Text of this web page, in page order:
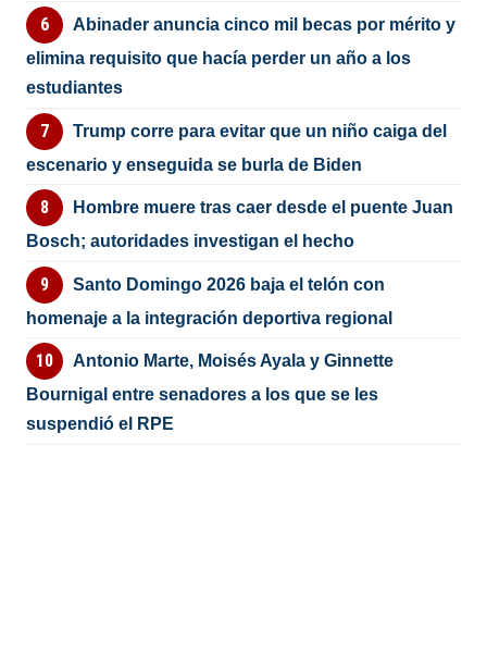
Abinader anuncia cinco mil becas por mérito y
elimina requisito que hacía perder un año a los
estudiantes
Trump corre para evitar que un niño caiga del
escenario y enseguida se burla de Biden
Hombre muere tras caer desde el puente Juan
Bosch; autoridades investigan el hecho
Santo Domingo 2026 baja el telón con
homenaje a la integración deportiva regional
Antonio Marte, Moisés Ayala y Ginnette
Bournigal entre senadores a los que se les
suspendió el RPE